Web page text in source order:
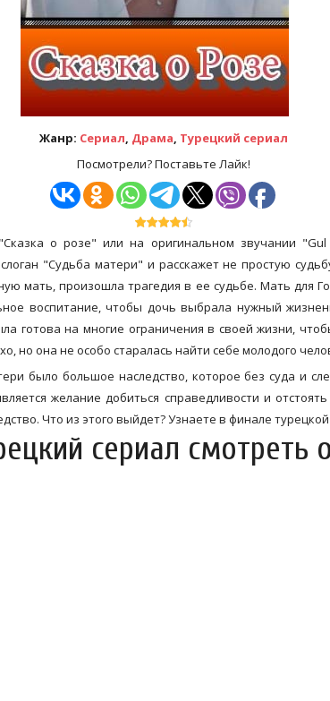
Жанр: Сериал, Драма, Турецкий сериал
Посмотрели? Поставьте Лайк!
о розе" или на оригинальном звучании
"Судьба матери" и расскажет не простую
мать, произошла трагедия в ее судьбе. Мать для
воспитание, чтобы дочь выбрала нужный
готова на многие ограничения в своей жизни,
но она не особо старалась найти себе молодого
было большое наследство, которое без суда и
желание добиться справедливости и
Что из этого выйдет? Узнаете в финале
сериал смотреть